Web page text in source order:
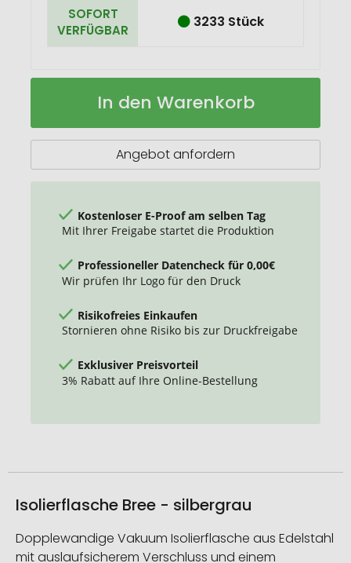
SOFORT
VERFÜGBAR
3233 Stück
Isolierflasche
Auf
In den Warenkorb
Angebot anfordern
Kostenloser E-Proof am selben Tag
Mit Ihrer Freigabe startet die Produktion
Professioneller Datencheck für 0,00€
Wir prüfen Ihr Logo für den Druck
Risikofreies Einkaufen
Stornieren ohne Risiko bis zur Druckfreigabe
Exklusiver Preisvorteil
3% Rabatt auf Ihre Online-Bestellung
Isolierflasche Bree - silbergrau
Dopplewandige Vakuum Isolierflasche aus Edelstahl
mit auslaufsicherem Verschluss und einem